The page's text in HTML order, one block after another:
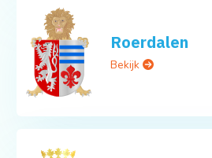
Roerdalen
Bekijk